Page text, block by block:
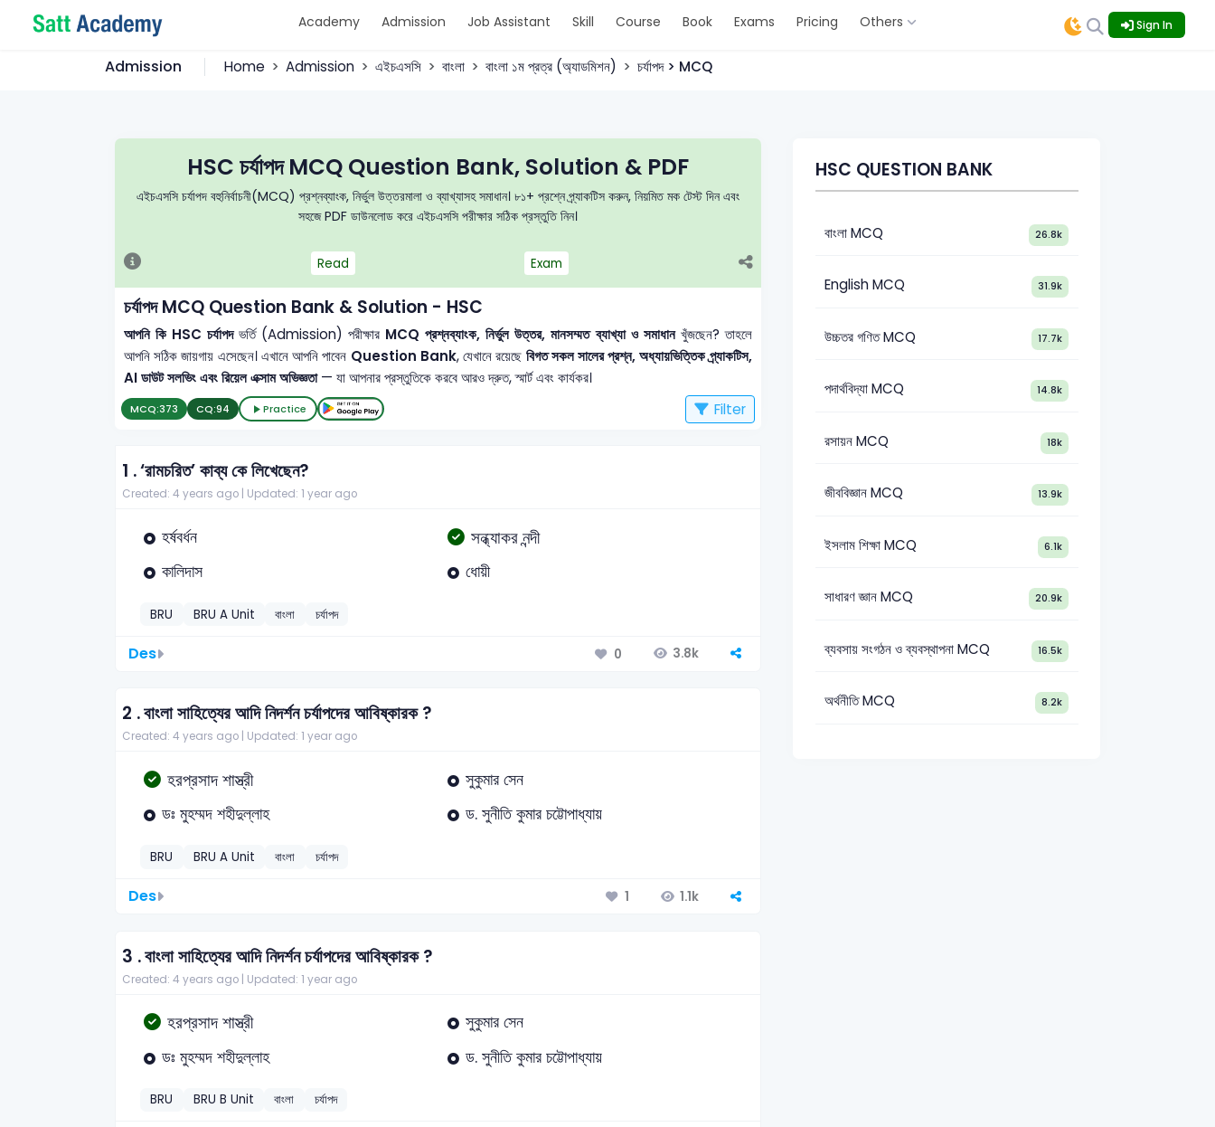
Academy Admission Job Assistant Skill Course Book Exams Pricing Others Sign In
Admission Home Admission এইচএসসি বাংলা বাংলা ১ম প্রত্র (অ্যাডমিশন) চর্যাপদ > MCQ
HSC চর্যাপদ MCQ Question Bank, Solution & PDF
এইচএসসি চর্যাপদ বহুনির্বাচনী(MCQ) প্রশ্নব্যাংক, নির্ভুল উত্তরমালা ও ব্যাখ্যাসহ সমাধান। ৮১+ প্রশ্নে প্র্যাকটিস করুন, নিয়মিত মক টেস্ট দিন এবং
সহজে PDF ডাউনলোড করে এইচএসসি পরীক্ষার সঠিক প্রস্তুতি নিন।
Read Exam
চর্যাপদ MCQ Question Bank & Solution - HSC
আপনি কি HSC চর্যাপদভর্তি (Admission) পরীক্ষার MCQ প্রশ্নব্যাংক, নির্ভুল উত্তর, মানসম্মত ব্যাখ্যা ও সমাধানখুঁজছেন? তাহলে
আপনি সঠিক জায়গায় এসেছেন। এখানে আপনি পাবেন Question Bank, যেখানে রয়েছে বিগত সকল সালের প্রশ্ন, অধ্যায়ভিত্তিক প্র্যাকটিস,
AI ডাউট সলভিং এবং রিয়েল এক্সাম অভিজ্ঞতা— যা আপনার প্রস্তুতিকে করবে আরও দ্রুত, স্মার্ট এবং কার্যকর।
MCQ:373 CQ:94 Practice Filter
1 .‘রামচরিত’ কাব্য কে লিখেছেন?
Created: 4 years ago | Updated: 1 year ago
হর্ষবর্ধন সন্ধ্যাকর নন্দী
কালিদাস ধোয়ী
BRU BRU A Unit বাংলা চর্যাপদ
Des 0 3.8k
2 .বাংলা সাহিত্যের আদি নিদর্শন চর্যাপদের আবিষ্কারক ?
Created: 4 years ago | Updated: 1 year ago
হরপ্রসাদ শাস্ত্রী
সুকুমার সেন
ডঃ মুহম্মদ শহীদুল্লাহ
ড. সুনীতি কুমার চট্টোপাধ্যায়
BRU BRU A Unit বাংলা চর্যাপদ
Des 1 1.1k
3 .বাংলা সাহিত্যের আদি নিদর্শন চর্যাপদের আবিষ্কারক ?
Created: 4 years ago | Updated: 1 year ago
হরপ্রসাদ শাস্ত্রী
সুকুমার সেন
ডঃ মুহম্মদ শহীদুল্লাহ
ড. সুনীতি কুমার চট্টোপাধ্যায়
BRU BRU B Unit বাংলা চর্যাপদ
HSC QUESTION BANK
বাংলা MCQ 26.8k
English MCQ 31.9k
উচ্চতর গণিত MCQ 17.7k
পদার্থবিদ্যা MCQ 14.8k
রসায়ন MCQ 18k
জীববিজ্ঞান MCQ 13.9k
ইসলাম শিক্ষা MCQ 6.1k
সাধারণ জ্ঞান MCQ 20.9k
ব্যবসায় সংগঠন ও ব্যবস্থাপনা MCQ 16.5k
অর্থনীতি MCQ 8.2k